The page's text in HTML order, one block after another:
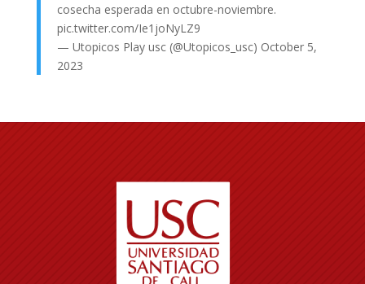
cosecha esperada en octubre-noviembre.
pic.twitter.com/Ie1joNyLZ9
— Utopicos Play usc (@Utopicos_usc) October 5,
2023